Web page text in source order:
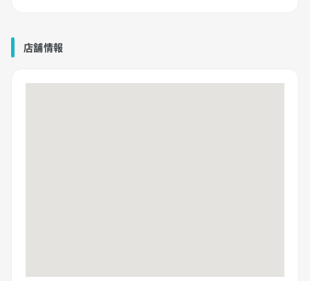
店舗情報